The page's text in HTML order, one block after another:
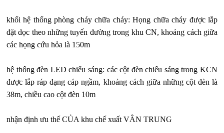
khối hệ thống phòng cháy chữa cháy: Họng chữa cháy được lắp
đặt dọc theo những tuyến đường trong khu CN, khoảng cách giữa
các họng cứu hỏa là 150m
hệ thống đèn LED chiếu sáng: các cột đèn chiếu sáng trong KCN
được lắp ráp dạng cáp ngầm, khoảng cách giữa những cột đèn là
38m, chiều cao cột đèn 10m
nhận định ưu thế CỦA khu chế xuất VÂN TRUNG